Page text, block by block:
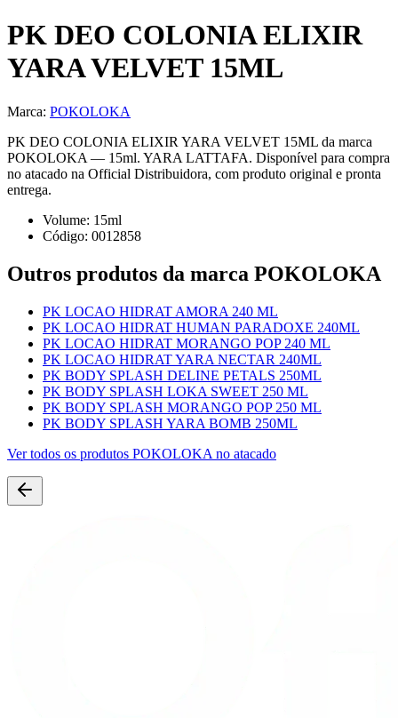
PK DEO COLONIA ELIXIR
YARA VELVET 15ML
Marca: POKOLOKA
PK DEO COLONIA ELIXIR YARA VELVET 15ML da marca
POKOLOKA — 15ml. YARA LATTAFA. Disponível para compra
no atacado na Official Distribuidora, com produto original e pronta
entrega.
Volume: 15ml
Código: 0012858
Outros produtos da marca POKOLOKA
PK LOCAO HIDRAT AMORA 240 ML
PK LOCAO HIDRAT HUMAN PARADOXE 240ML
PK LOCAO HIDRAT MORANGO POP 240 ML
PK LOCAO HIDRAT YARA NECTAR 240ML
PK BODY SPLASH DELINE PETALS 250ML
PK BODY SPLASH LOKA SWEET 250 ML
PK BODY SPLASH MORANGO POP 250 ML
PK BODY SPLASH YARA BOMB 250ML
Ver todos os produtos POKOLOKA no atacado